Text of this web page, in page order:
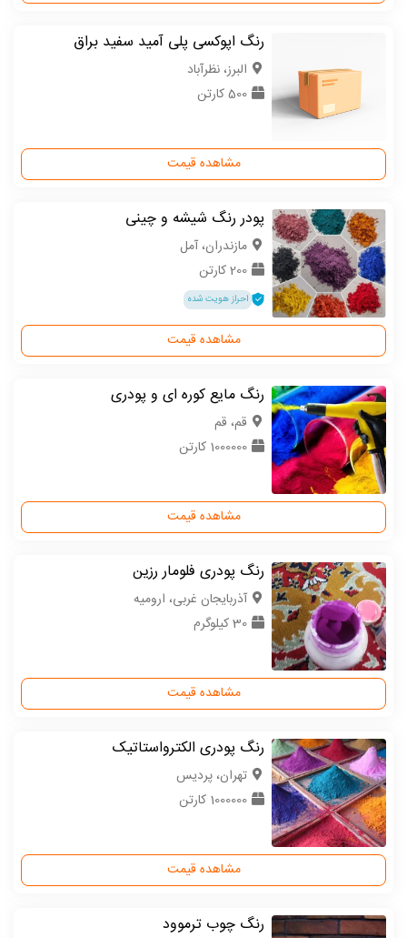
رنگ اپوکسی پلی آمید سفید براق
البرز، نظرآباد
500 کارتن
مشاهده قیمت
پودر رنگ شیشه و چینی
مازندران، آمل
200 کارتن
احراز هویت شده
مشاهده قیمت
رنگ مایع کوره ای و پودری
قم، قم
1000000 کارتن
مشاهده قیمت
رنگ پودری فلومار رزین
آذربایجان غربی، ارومیه
30 کیلوگرم
مشاهده قیمت
رنگ پودری الکترواستاتیک
تهران، پردیس
1000000 کارتن
مشاهده قیمت
رنگ چوب ترموود